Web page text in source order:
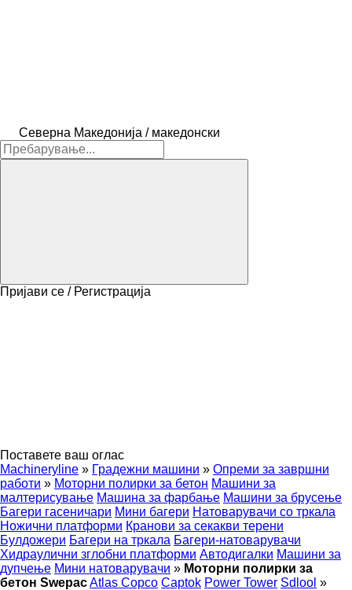
Северна Македонија / македонски
Пријави се / Регистрација
Поставете ваш оглас
Machineryline » Градежни машини » Опреми за завршни
работи » Моторни полирки за бетон Машини за
малтерисување Машина за фарбање Машини за брусење
Багери гасеничари Мини багери Натоварувачи со тркала
Ножични платформи Кранови за секакви терени
Булдожери Багери на тркала Багери-натоварувачи
Хидраулични зглобни платформи Автодигалки Машини за
дупчење Мини натоварувачи » Моторни полирки за
бетон SwepacAtlas Copco Captok Power Tower Sdlool »